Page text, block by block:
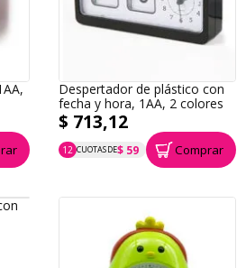
Despertador de plástico con
fecha y hora, 1AA, 2 colores
$ 713,12
12 CUOTAS DE$ 59
P.T.F. $ 713 Comprar